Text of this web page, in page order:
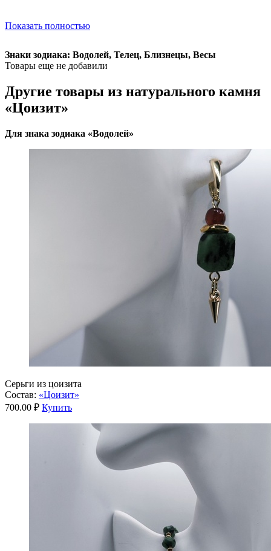
Показать полностью
Знаки зодиака: Водолей, Телец, Близнецы, Весы
Товары еще не добавили
Другие товары из натурального камня
«Цоизит»
Для знака зодиака «Водолей»
Серьги из цоизита
Состав: «Цоизит»
700.00 ₽ Купить